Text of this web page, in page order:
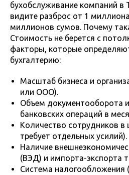
бухобслуживание компаний в
видите разброс от 1
миллионов сумов. Почему
Стоимость не берется с
факторы, которые
бухгалтерию:
Масштаб бизнеса и
или ООО).
Объем документооборота
банковских операций в
Количество сотрудников
требует отдельных усилий).
Наличие
(ВЭД) и импорта-экспорта
Система налогообложения